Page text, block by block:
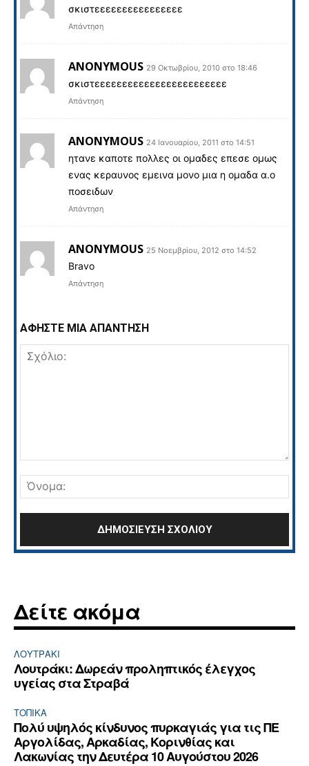
σκιστεεεεεεεεεεεεεεεε
Απάντηση
ANONYMOUS 29 Οκτωβρίου, 2010 στο 18:46
σκιστεεεεεεεεεεεεεεεεεεεεεεεε
Απάντηση
ANONYMOUS 24 Ιανουαρίου, 2011 στο 14:51
ητανε καποτε πολλες οι ομαδες επεσε ομως
ενας κεραυνος εμεινα μονο μια η ομαδα α.ο
ποσειδων
Απάντηση
ANONYMOUS 25 Νοεμβρίου, 2012 στο 14:52
Bravo
Απάντηση
ΑΦΗΣΤΕ ΜΙΑ ΑΠΑΝΤΗΣΗ
Δείτε ακόμα
ΛΟΥΤΡΆΚΙ
Λουτράκι: Δωρεάν προληπτικός έλεγχος
υγείας στα Στραβά
ΤΟΠΙΚΑ
Πολύ υψηλός κίνδυνος πυρκαγιάς για τις ΠΕ
Αργολίδας, Αρκαδίας, Κορινθίας και
Λακωνίας την Δευτέρα 10 Αυγούστου 2026